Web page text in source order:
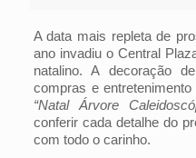
A data mais repleta de
ano invadiu o Central
natalino. A decoração
compras e
“Natal Árvore
conferir cada detalhe do
com todo o carinho.